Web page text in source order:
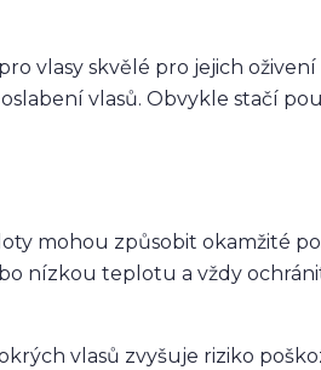
vlasy skvělé pro jejich
vlasů. Obvykle stačí
mohou způsobit okamžité
nízkou teplotu a vždy
vlasů zvyšuje riziko